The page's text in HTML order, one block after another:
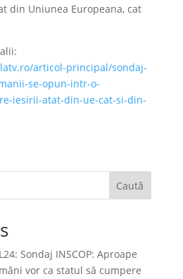
din Uniunea Europeana, cat
articol-principal/sondaj-
se-opun-intr-o-
iesirii-atat-din-ue-cat-si-din-
Caută
Sondaj INSCOP: Aproape
vor ca statul să cumpere